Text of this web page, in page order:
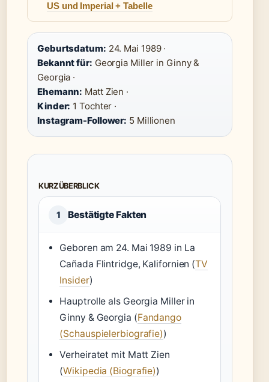
US und Imperial + Tabelle
Geburtsdatum: 24. Mai 1989 ·
Bekannt für: Georgia Miller in Ginny &
Georgia ·
Ehemann: Matt Zien ·
Kinder: 1 Tochter ·
Instagram-Follower: 5 Millionen
KURZÜBERBLICK
1 Bestätigte Fakten
Geboren am 24. Mai 1989 in La
Cañada Flintridge, Kalifornien (TV
Insider)
Hauptrolle als Georgia Miller in
Ginny & Georgia (Fandango
(Schauspielerbiografie))
Verheiratet mit Matt Zien
(Wikipedia (Biografie))